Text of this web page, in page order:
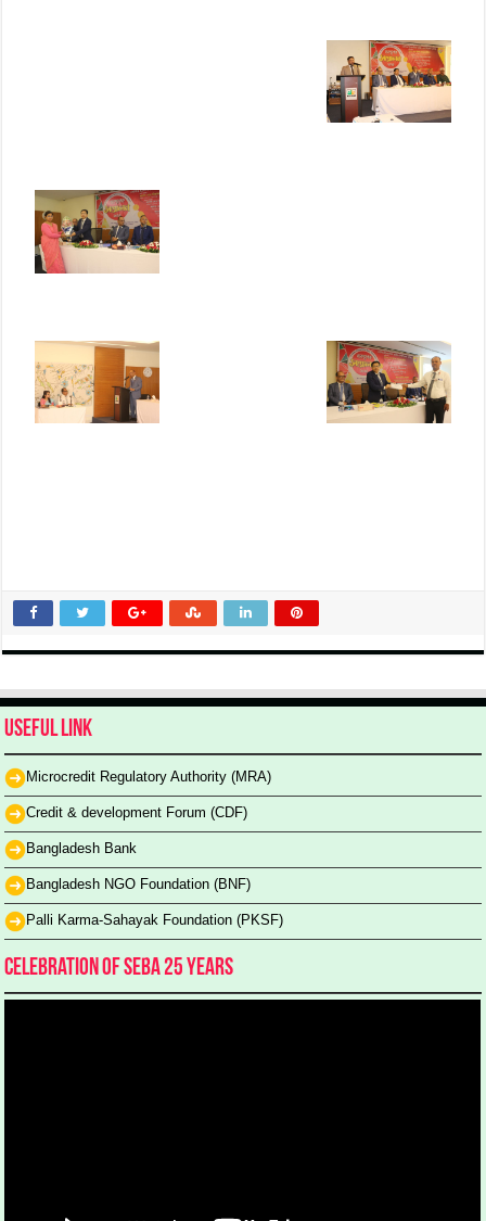
Useful Link
Microcredit Regulatory Authority (MRA)
Credit & development Forum (CDF)
Bangladesh Bank
Bangladesh NGO Foundation (BNF)
Palli Karma-Sahayak Foundation (PKSF)
Celebration of SEBA 25 Years